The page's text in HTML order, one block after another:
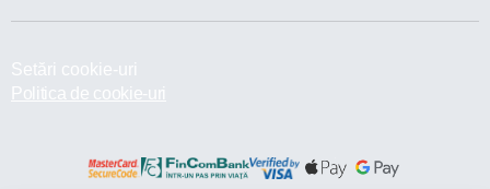
Setări cookie-uri
Politica de cookie-uri